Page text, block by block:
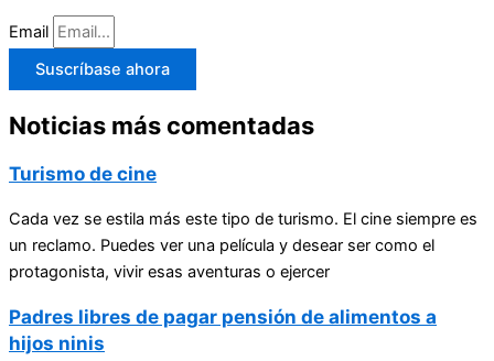
Email
Suscríbase ahora
Noticias más comentadas
Turismo de cine
Cada vez se estila más este tipo de turismo. El cine siempre es
un reclamo. Puedes ver una película y desear ser como el
protagonista, vivir esas aventuras o ejercer
Padres libres de pagar pensión de alimentos a
hijos ninis